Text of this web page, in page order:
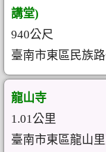
講堂)
940公尺
臺南市東區民族
龍山寺
1.01公里
臺南市東區龍山